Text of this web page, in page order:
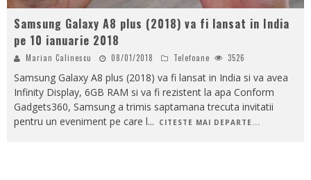
Samsung Galaxy A8 plus (2018) va fi lansat in India
pe 10 ianuarie 2018
Marian Calinescu 08/01/2018 Telefoane 3526
Samsung Galaxy A8 plus (2018) va fi lansat in India si va avea
Infinity Display, 6GB RAM si va fi rezistent la apa Conform
Gadgets360, Samsung a trimis saptamana trecuta invitatii
pentru un eveniment pe care l... CITESTE MAI DEPARTE...